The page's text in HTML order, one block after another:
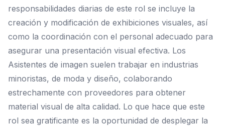
responsabilidades diarias de este rol se incluye la
creación y modificación de exhibiciones visuales, así
como la coordinación con el personal adecuado para
asegurar una presentación visual efectiva. Los
Asistentes de imagen suelen trabajar en industrias
minoristas, de moda y diseño, colaborando
estrechamente con proveedores para obtener
material visual de alta calidad. Lo que hace que este
rol sea gratificante es la oportunidad de desplegar la